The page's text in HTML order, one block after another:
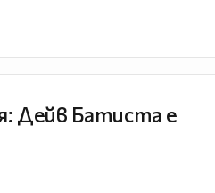
Дейв Батиста е